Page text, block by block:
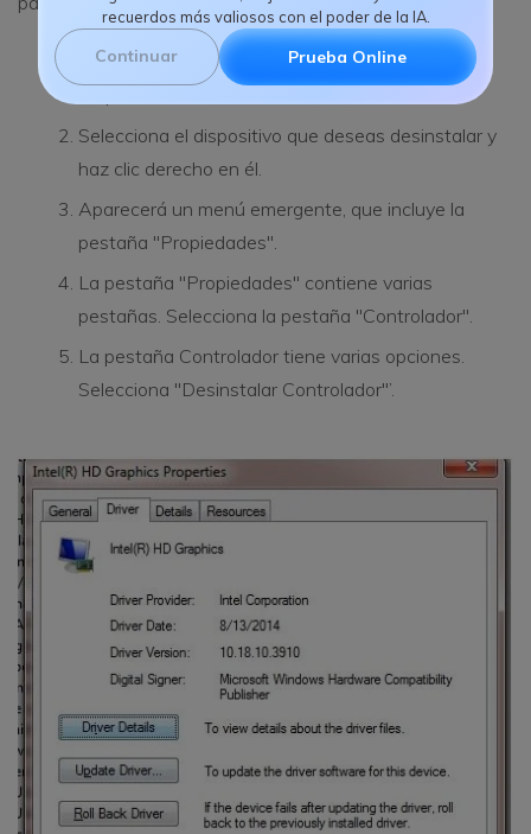
recuerdos más valiosos con el poder de la IA.
Continuar Prueba Online
Ve al Panel de Control y ve al Administrador de
Selecciona el dispositivo que deseas desinstalar y
haz clic derecho en él.
Aparecerá un menú emergente, que incluye la
pestaña "Propiedades".
La pestaña "Propiedades" contiene varias
pestañas. Selecciona la pestaña "Controlador".
La pestaña Controlador tiene varias opciones.
Selecciona "Desinstalar Controlador"’.